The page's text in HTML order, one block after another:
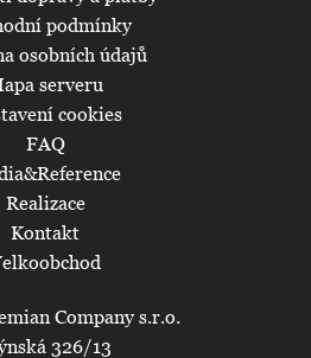
Company s.r.o.
326/13
podmínky
osobních údajů
serveru
cookies
FAQ
Realizace
Kontakt